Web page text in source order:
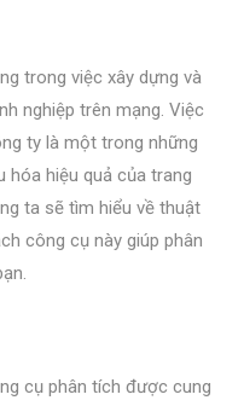
trong việc xây dựng và
nghiệp trên mạng. Việc
ty là một trong những
hóa hiệu quả của trang
ta sẽ tìm hiểu về thuật
công cụ này giúp phân
cụ phân tích được cung